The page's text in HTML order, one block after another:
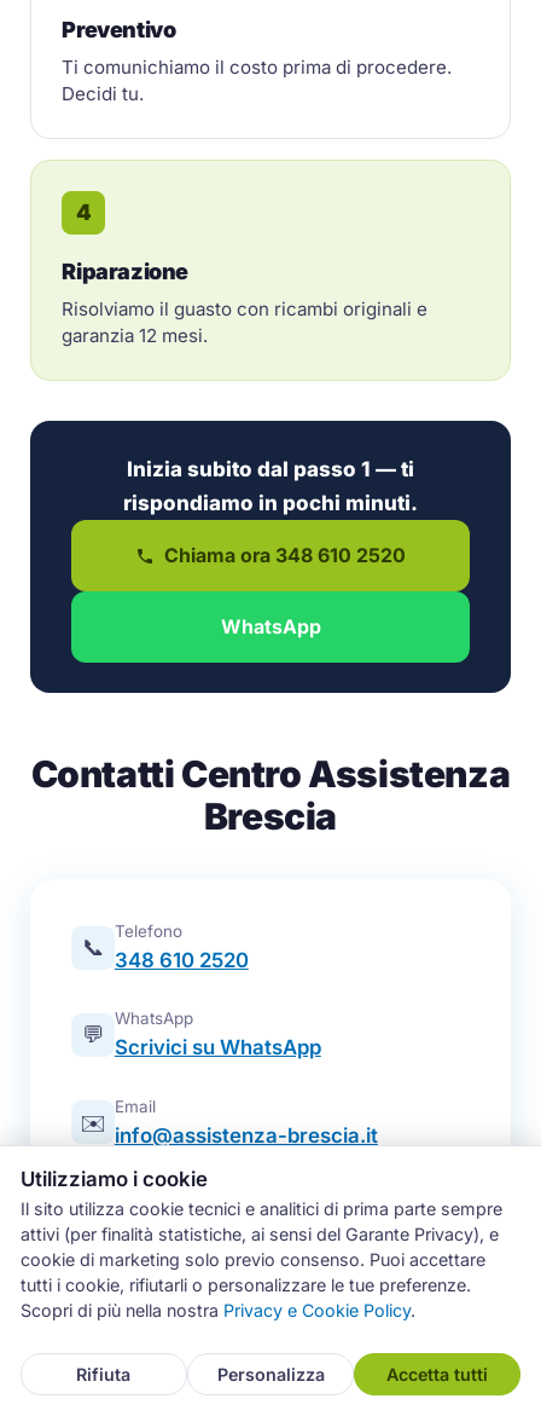
Preventivo
Ti comunichiamo il costo prima di procedere.
Decidi tu.
4
Riparazione
Risolviamo il guasto con ricambi originali e
garanzia 12 mesi.
Inizia subito dal passo 1 — ti
rispondiamo in pochi minuti.
Chiama ora 348 610 2520
WhatsApp
Contatti Centro Assistenza
Brescia
📞
Telefono
348 610 2520
💬
WhatsApp
Scrivici su WhatsApp
✉️
Email
info@assistenza-brescia.it
📋
Modulo online
Prenota un intervento
📍
Zona operativa
Brescia e intera provincia — tutti i
Utilizziamo i cookie
Il sito utilizza cookie tecnici e analitici di prima parte sempre
attivi (per finalità statistiche, ai sensi del Garante Privacy), e
cookie di marketing solo previo consenso. Puoi accettare
tutti i cookie, rifiutarli o personalizzare le tue preferenze.
Scopri di più nella nostra Privacy e Cookie Policy.
Rifiuta Personalizza Accetta tutti